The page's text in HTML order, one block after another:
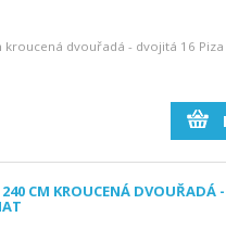
kroucená dvouřadá - dvojitá 16
CM KROUCENÁ DVOUŘADÁ